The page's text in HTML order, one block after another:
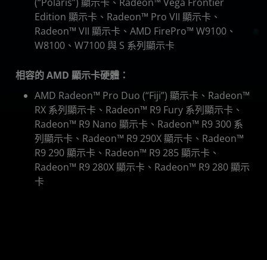
Edition 顯示卡、Radeon™ Pro VII 顯示卡、
Radeon™ VII 顯示卡、AMD FirePro™ W9100、
W8100、W7100 與 S 系列顯示卡
相容的 AMD 顯示卡硬體：
AMD Radeon™ Pro Duo (“Fiji”) 顯示卡、Radeon™
RX 系列顯示卡、Radeon™ R9 Fury 系列顯示卡、
Radeon™ R9 Nano 顯示卡、Radeon™ R9 300 系
列顯示卡、Radeon™ R9 290X 顯示卡、Radeon™
R9 290 顯示卡、Radeon™ R9 285 顯示卡、
Radeon™ R9 280X 顯示卡、Radeon™ R9 280 顯示
卡